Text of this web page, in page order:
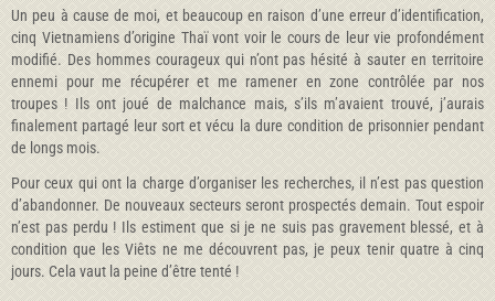
Un peu à cause de moi, et beaucoup en raison d’une erreur d’identification,
cinq Vietnamiens d’origine Thaï vont voir le cours de leur vie profondément
modifié. Des hommes courageux qui n’ont pas hésité à sauter en territoire
ennemi pour me récupérer et me ramener en zone contrôlée par nos
troupes ! Ils ont joué de malchance mais, s’ils m’avaient trouvé, j’aurais
finalement partagé leur sort et vécu la dure condition de prisonnier pendant
de longs mois.
Pour ceux qui ont la charge d’organiser les recherches, il n’est pas question
d’abandonner. De nouveaux secteurs seront prospectés demain. Tout espoir
n’est pas perdu ! Ils estiment que si je ne suis pas gravement blessé, et à
condition que les Viêts ne me découvrent pas, je peux tenir quatre à cinq
jours. Cela vaut la peine d’être tenté !